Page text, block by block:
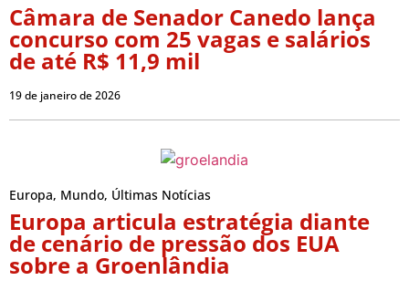
Câmara de Senador Canedo lança
concurso com 25 vagas e salários
de até R$ 11,9 mil
19 de janeiro de 2026
Europa, Mundo, Últimas Notícias
Europa articula estratégia diante
de cenário de pressão dos EUA
sobre a Groenlândia